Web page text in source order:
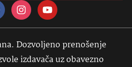
Dozvoljeno prenošenje
izdavača uz obavezno